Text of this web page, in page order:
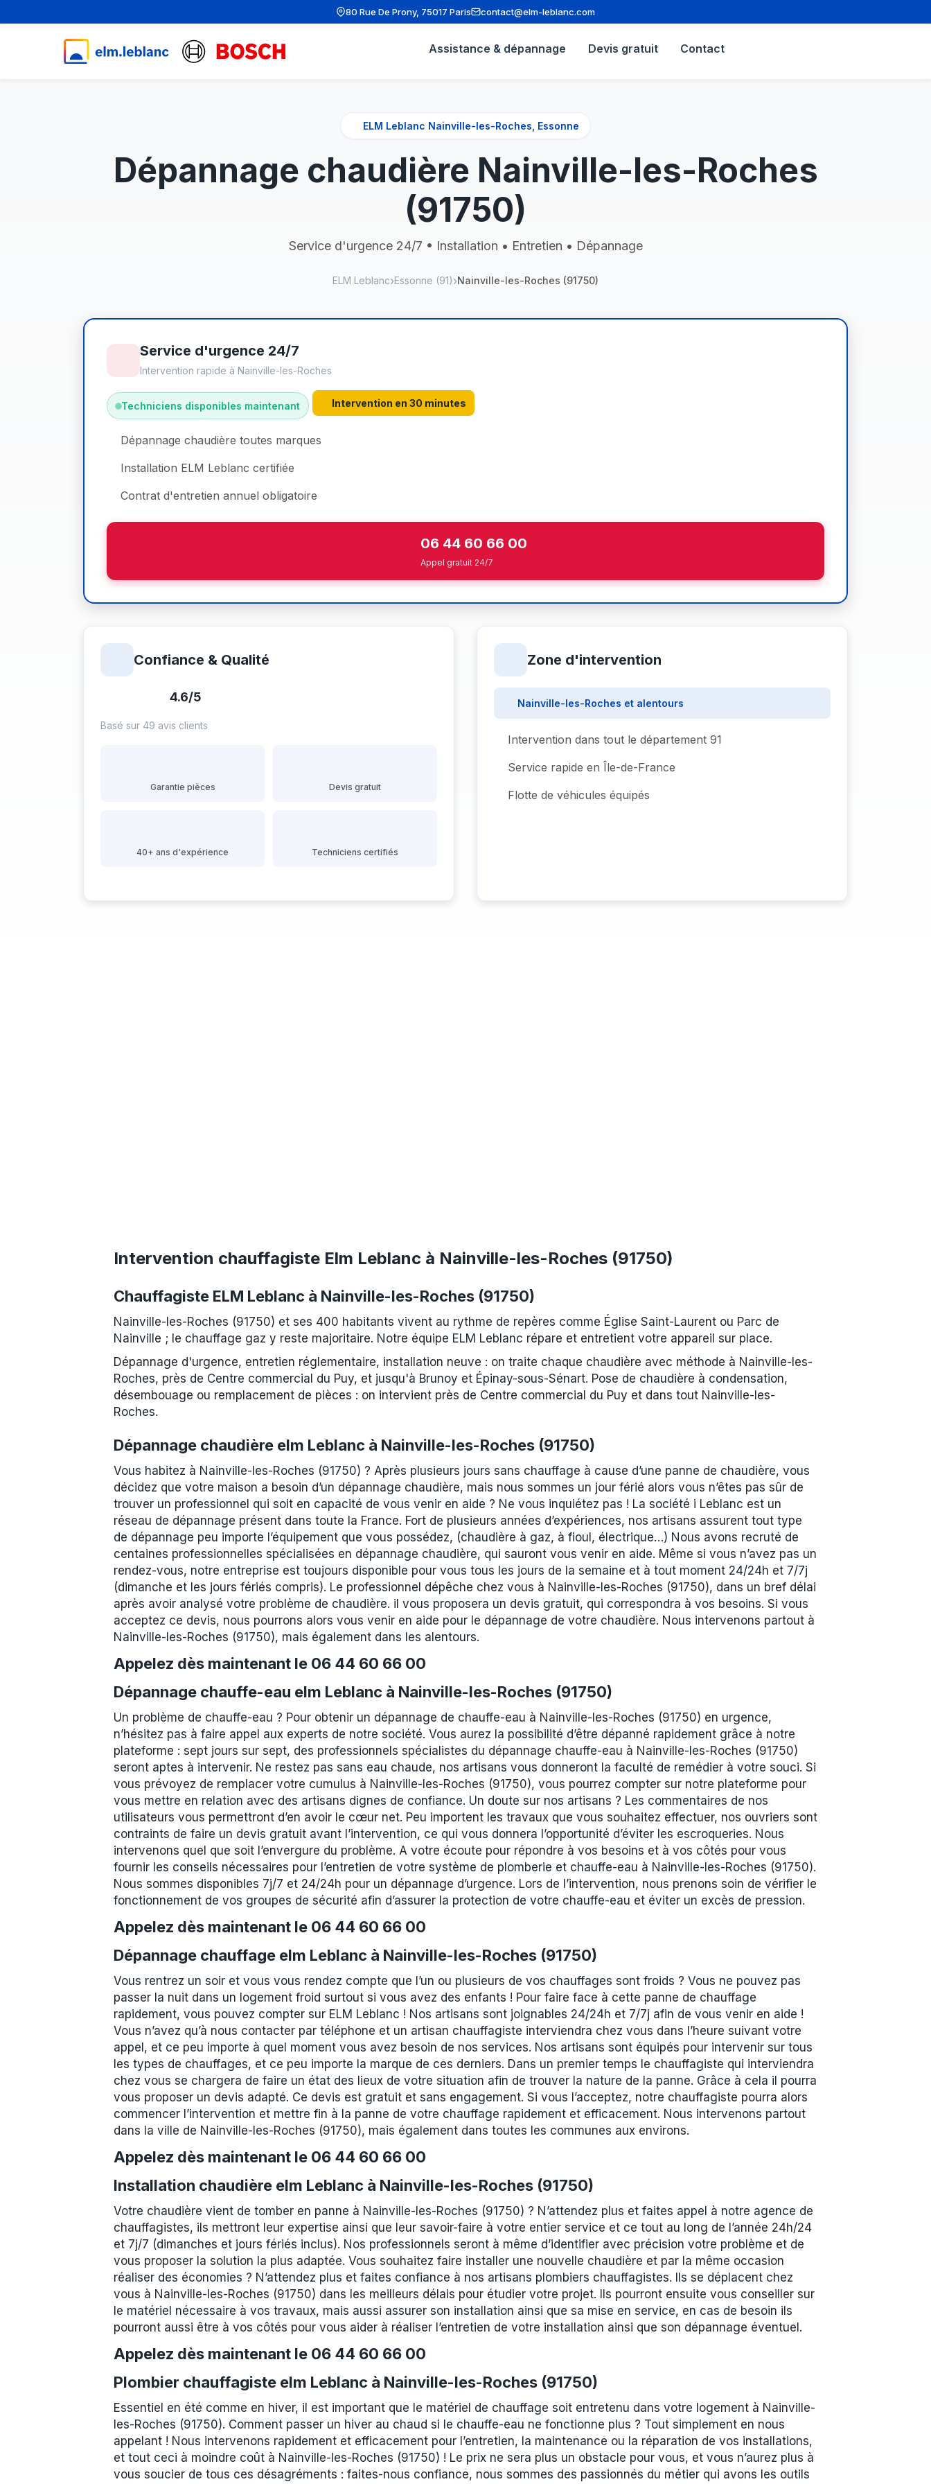
80 Rue De Prony, 75017 Paris contact@elm-leblanc.com
Assistance & dépannage Devis gratuit Contact
ELM Leblanc Nainville-les-Roches, Essonne
Dépannage chaudière Nainville-les-Roches
(91750)
Service d'urgence 24/7 • Installation • Entretien • Dépannage
ELM Leblanc Essonne (91) Nainville-les-Roches (91750)
Service d'urgence 24/7
Intervention rapide à Nainville-les-Roches
Techniciens disponibles maintenant Intervention en 30 minutes
Dépannage chaudière toutes marques
Installation ELM Leblanc certifiée
Contrat d'entretien annuel obligatoire
06 44 60 66 00
Appel gratuit 24/7
Confiance & Qualité
4.6/5
Basé sur 49 avis clients
Garantie pièces Devis gratuit
40+ ans d'expérience Techniciens certifiés
Zone d'intervention
Nainville-les-Roches et alentours
Intervention dans tout le département 91
Service rapide en Île-de-France
Flotte de véhicules équipés
Intervention chauffagiste Elm Leblanc à Nainville-les-Roches (91750)
Chauffagiste ELM Leblanc à Nainville-les-Roches (91750)
Nainville-les-Roches (91750) et ses 400 habitants vivent au rythme de repères comme Église Saint-Laurent ou Parc de
Nainville ; le chauffage gaz y reste majoritaire. Notre équipe ELM Leblanc répare et entretient votre appareil sur place.
Dépannage d'urgence, entretien réglementaire, installation neuve : on traite chaque chaudière avec méthode à Nainville-les-
Roches, près de Centre commercial du Puy, et jusqu'à Brunoy et Épinay-sous-Sénart. Pose de chaudière à condensation,
désembouage ou remplacement de pièces : on intervient près de Centre commercial du Puy et dans tout Nainville-les-
Roches.
Dépannage chaudière elm Leblanc à Nainville-les-Roches (91750)
Vous habitez à Nainville-les-Roches (91750) ? Après plusieurs jours sans chauffage à cause d’une panne de chaudière, vous
décidez que votre maison a besoin d’un dépannage chaudière, mais nous sommes un jour férié alors vous n’êtes pas sûr de
trouver un professionnel qui soit en capacité de vous venir en aide ? Ne vous inquiétez pas ! La société i Leblanc est un
réseau de dépannage présent dans toute la France. Fort de plusieurs années d’expériences, nos artisans assurent tout type
de dépannage peu importe l’équipement que vous possédez, (chaudière à gaz, à fioul, électrique…) Nous avons recruté de
centaines professionnelles spécialisées en dépannage chaudière, qui sauront vous venir en aide. Même si vous n’avez pas un
rendez-vous, notre entreprise est toujours disponible pour vous tous les jours de la semaine et à tout moment 24/24h et 7/7j
(dimanche et les jours fériés compris). Le professionnel dépêche chez vous à Nainville-les-Roches (91750), dans un bref délai
après avoir analysé votre problème de chaudière. il vous proposera un devis gratuit, qui correspondra à vos besoins. Si vous
acceptez ce devis, nous pourrons alors vous venir en aide pour le dépannage de votre chaudière. Nous intervenons partout à
Nainville-les-Roches (91750), mais également dans les alentours.
Appelez dès maintenant le 06 44 60 66 00
Dépannage chauffe-eau elm Leblanc à Nainville-les-Roches (91750)
Un problème de chauffe-eau ? Pour obtenir un dépannage de chauffe-eau à Nainville-les-Roches (91750) en urgence,
n’hésitez pas à faire appel aux experts de notre société. Vous aurez la possibilité d’être dépanné rapidement grâce à notre
plateforme : sept jours sur sept, des professionnels spécialistes du dépannage chauffe-eau à Nainville-les-Roches (91750)
seront aptes à intervenir. Ne restez pas sans eau chaude, nos artisans vous donneront la faculté de remédier à votre souci. Si
vous prévoyez de remplacer votre cumulus à Nainville-les-Roches (91750), vous pourrez compter sur notre plateforme pour
vous mettre en relation avec des artisans dignes de confiance. Un doute sur nos artisans ? Les commentaires de nos
utilisateurs vous permettront d’en avoir le cœur net. Peu importent les travaux que vous souhaitez effectuer, nos ouvriers sont
contraints de faire un devis gratuit avant l’intervention, ce qui vous donnera l’opportunité d’éviter les escroqueries. Nous
intervenons quel que soit l’envergure du problème. A votre écoute pour répondre à vos besoins et à vos côtés pour vous
fournir les conseils nécessaires pour l’entretien de votre système de plomberie et chauffe-eau à Nainville-les-Roches (91750).
Nous sommes disponibles 7j/7 et 24/24h pour un dépannage d’urgence. Lors de l’intervention, nous prenons soin de vérifier le
fonctionnement de vos groupes de sécurité afin d’assurer la protection de votre chauffe-eau et éviter un excès de pression.
Appelez dès maintenant le 06 44 60 66 00
Dépannage chauffage elm Leblanc à Nainville-les-Roches (91750)
Vous rentrez un soir et vous vous rendez compte que l’un ou plusieurs de vos chauffages sont froids ? Vous ne pouvez pas
passer la nuit dans un logement froid surtout si vous avez des enfants ! Pour faire face à cette panne de chauffage
rapidement, vous pouvez compter sur ELM Leblanc ! Nos artisans sont joignables 24/24h et 7/7j afin de vous venir en aide !
Vous n’avez qu’à nous contacter par téléphone et un artisan chauffagiste interviendra chez vous dans l’heure suivant votre
appel, et ce peu importe à quel moment vous avez besoin de nos services. Nos artisans sont équipés pour intervenir sur tous
les types de chauffages, et ce peu importe la marque de ces derniers. Dans un premier temps le chauffagiste qui interviendra
chez vous se chargera de faire un état des lieux de votre situation afin de trouver la nature de la panne. Grâce à cela il pourra
vous proposer un devis adapté. Ce devis est gratuit et sans engagement. Si vous l’acceptez, notre chauffagiste pourra alors
commencer l’intervention et mettre fin à la panne de votre chauffage rapidement et efficacement. Nous intervenons partout
dans la ville de Nainville-les-Roches (91750), mais également dans toutes les communes aux environs.
Appelez dès maintenant le 06 44 60 66 00
Installation chaudière elm Leblanc à Nainville-les-Roches (91750)
Votre chaudière vient de tomber en panne à Nainville-les-Roches (91750) ? N’attendez plus et faites appel à notre agence de
chauffagistes, ils mettront leur expertise ainsi que leur savoir-faire à votre entier service et ce tout au long de l’année 24h/24
et 7j/7 (dimanches et jours fériés inclus). Nos professionnels seront à même d’identifier avec précision votre problème et de
vous proposer la solution la plus adaptée. Vous souhaitez faire installer une nouvelle chaudière et par la même occasion
réaliser des économies ? N’attendez plus et faites confiance à nos artisans plombiers chauffagistes. Ils se déplacent chez
vous à Nainville-les-Roches (91750) dans les meilleurs délais pour étudier votre projet. Ils pourront ensuite vous conseiller sur
le matériel nécessaire à vos travaux, mais aussi assurer son installation ainsi que sa mise en service, en cas de besoin ils
pourront aussi être à vos côtés pour vous aider à réaliser l’entretien de votre installation ainsi que son dépannage éventuel.
Appelez dès maintenant le 06 44 60 66 00
Plombier chauffagiste elm Leblanc à Nainville-les-Roches (91750)
Essentiel en été comme en hiver, il est important que le matériel de chauffage soit entretenu dans votre logement à Nainville-
les-Roches (91750). Comment passer un hiver au chaud si le chauffe-eau ne fonctionne plus ? Tout simplement en nous
appelant ! Nous intervenons rapidement et efficacement pour l’entretien, la maintenance ou la réparation de vos installations,
et tout ceci à moindre coût à Nainville-les-Roches (91750) ! Le prix ne sera plus un obstacle pour vous, et vous n’aurez plus à
vous soucier de tous ces désagréments : faites-nous confiance, nous sommes des passionnés du métier qui avons les outils